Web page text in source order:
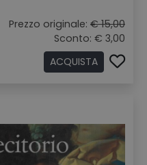
Prezzo originale: € 15,00
Sconto: € 3,00
ACQUISTA